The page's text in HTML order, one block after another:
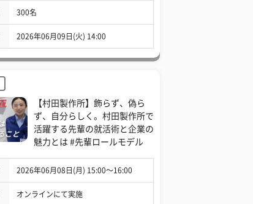
300名
2026年06月09日(火) 14:00
【村田製作所】飾らず、偽ら
ず、自分らしく。村田製作所で
活躍する先輩の就活術と企業の
魅力とは #先輩ロールモデル
2026年06月08日(月) 15:00〜16:00
オンラインにて実施